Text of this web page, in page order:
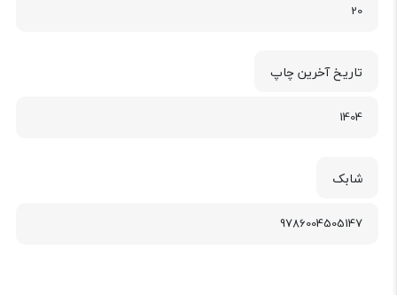
20
تاریخ آخرین چاپ
1404
شابک
9786004505147